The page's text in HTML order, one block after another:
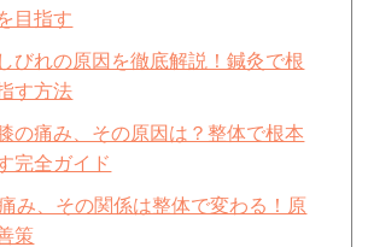
目指す
びれの原因を徹底解説！鍼灸で根
す方法
の痛み、その原因は？整体で根本
完全ガイド
み、その関係は整体で変わる！原
策